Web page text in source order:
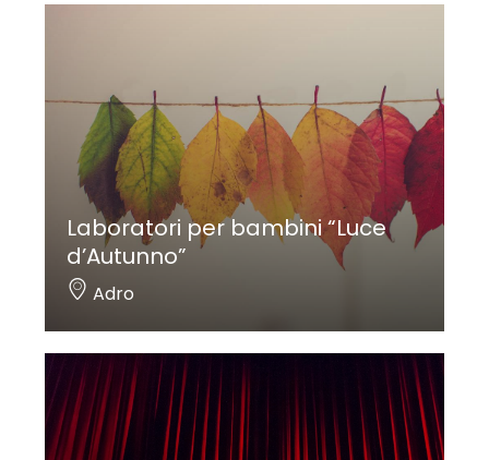
Laboratori per bambini “Luce
d’Autunno”
Adro